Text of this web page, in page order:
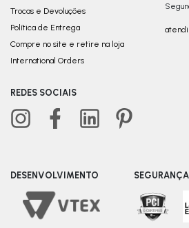
Trocas e Devoluções
Política de Entrega
Compre no site e retire na loja
International Orders
REDES SOCIAIS
DESENVOLVIMENTO SEGURANÇA